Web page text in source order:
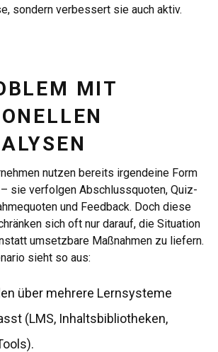
sondern verbessert sie auch aktiv.
MIT
nutzen bereits irgendeine Form
sie verfolgen Abschlussquoten, Quiz-
und Feedback. Doch diese
sich oft nur darauf, die Situation
umsetzbare Maßnahmen zu liefern.
sieht so aus:
über mehrere Lernsysteme
(LMS, Inhaltsbibliotheken,